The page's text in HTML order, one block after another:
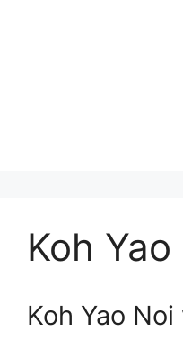
Koh
Koh Yao